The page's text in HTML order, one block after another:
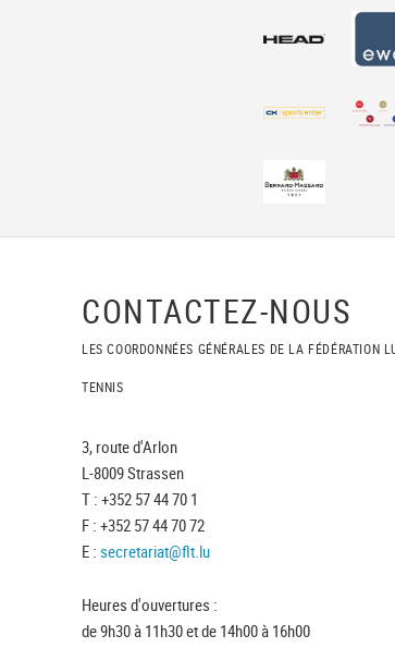
CONTACTEZ-NOUS
LES COORDONNÉES GÉNÉRALES DE LA FÉDÉRATION
TENNIS
3, route d'Arlon
L-8009 Strassen
T : +352 57 44 70 1
F : +352 57 44 70 72
E : secretariat@flt.lu
Heures d'ouvertures :
de 9h30 à 11h30 et de 14h00 à 16h00